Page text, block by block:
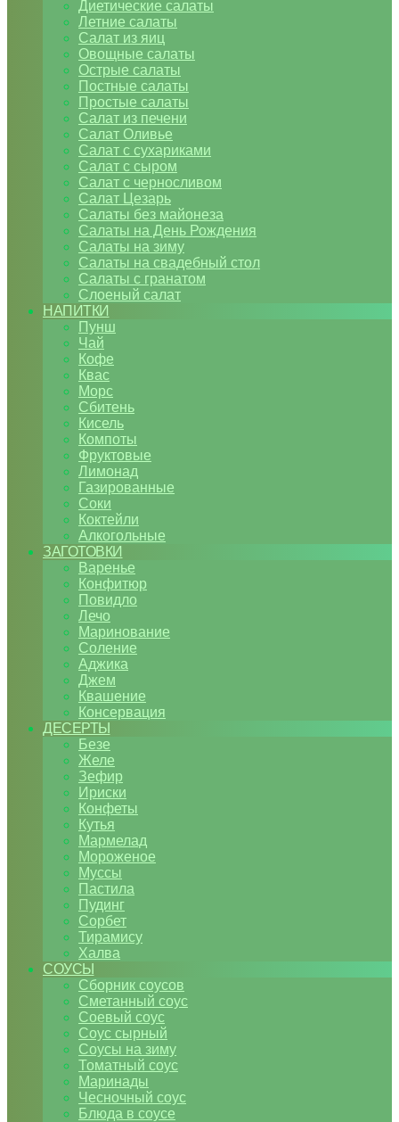
Диетические салаты
Летние салаты
Салат из яиц
Овощные салаты
Острые салаты
Постные салаты
Простые салаты
Салат из печени
Салат Оливье
Салат с сухариками
Салат с сыром
Салат с черносливом
Салат Цезарь
Салаты без майонеза
Салаты на День Рождения
Салаты на зиму
Салаты на свадебный стол
Салаты с гранатом
Слоеный салат
НАПИТКИ
Пунш
Чай
Кофе
Квас
Морс
Сбитень
Кисель
Компоты
Фруктовые
Лимонад
Газированные
Соки
Коктейли
Алкогольные
ЗАГОТОВКИ
Варенье
Конфитюр
Повидло
Лечо
Маринование
Соление
Аджика
Джем
Квашение
Консервация
ДЕСЕРТЫ
Безе
Желе
Зефир
Ириски
Конфеты
Кутья
Мармелад
Мороженое
Муссы
Пастила
Пудинг
Сорбет
Тирамису
Халва
СОУСЫ
Сборник соусов
Сметанный соус
Соевый соус
Соус сырный
Соусы на зиму
Томатный соус
Маринады
Чесночный соус
Блюда в соусе